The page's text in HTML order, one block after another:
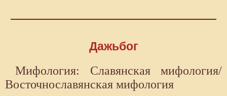
Дажьбог
Мифология: Славянская мифология/
Восточнославянская мифология